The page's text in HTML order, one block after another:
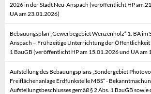
2026 in der Stadt Neu-Anspach (veröffentlicht HP am
UA am 23.01.2026)
Bebauungsplan „Gewerbegebiet Wenzenholz“ 1. BA im
Anspach – Frühzeitige Unterrichtung der Öffentlichkeit
1 BauGB (veröffentlicht HP am 15.01.2026 und UA am
Aufstellung des Bebauungsplans „Sondergebiet
Freiflächenanlage Erdfunkstelle MBS“ -
Aufstellungsbeschlusses gemäß § 2 Abs. 1 BauGB